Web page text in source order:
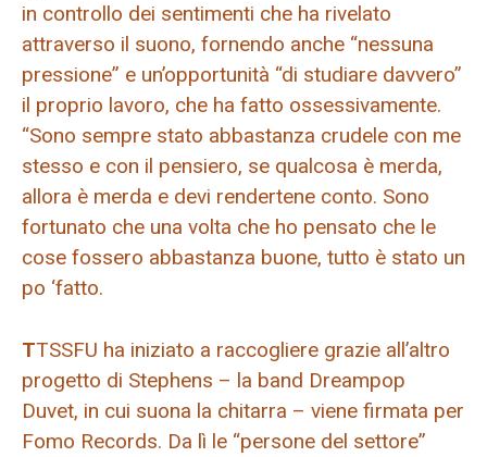
in controllo dei sentimenti che ha rivelato
attraverso il suono, fornendo anche “nessuna
pressione” e un’opportunità “di studiare davvero”
il proprio lavoro, che ha fatto ossessivamente.
“Sono sempre stato abbastanza crudele con me
stesso e con il pensiero, se qualcosa è merda,
allora è merda e devi rendertene conto. Sono
fortunato che una volta che ho pensato che le
cose fossero abbastanza buone, tutto è stato un
po ‘fatto.
TTSSFU ha iniziato a raccogliere grazie all’altro
progetto di Stephens – la band Dreampop
Duvet, in cui suona la chitarra – viene firmata per
Fomo Records. Da lì le “persone del settore”